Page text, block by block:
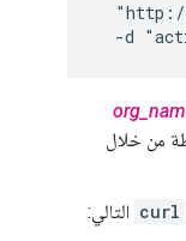
-d
من خلال
curl التالي: